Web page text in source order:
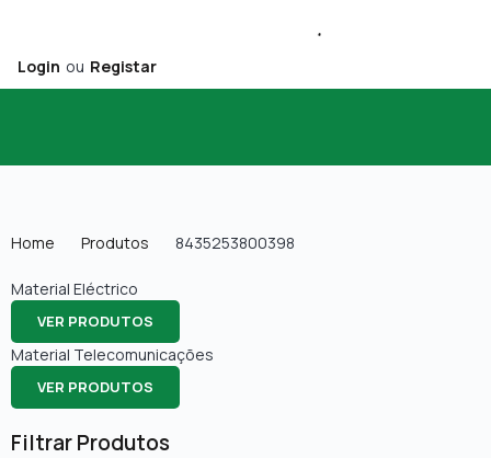
Login ou Registar
Home Produtos 8435253800398
Filtrar Produtos
Material Eléctrico
VER PRODUTOS
Material Telecomunicações
VER PRODUTOS